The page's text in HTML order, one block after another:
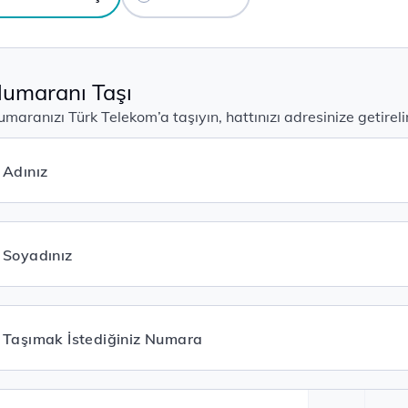
Taşı
Türk Telekom’a taşıyın, hattınızı adresinize
Adınız
Soyadınız
Taşımak İstediğiniz Numara